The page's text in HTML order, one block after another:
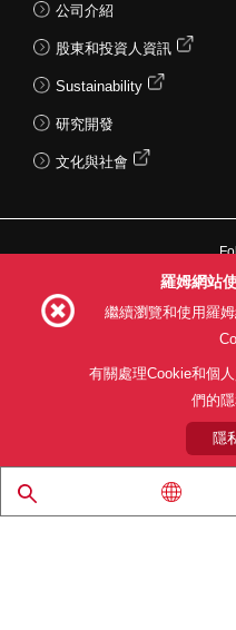
公司介紹
股東和投資人資訊
Sustainability
研究開發
文化與社會
網站使用條款 利用目
關於本公司產品
© 1997 - 2026 ROHM
羅姆網站
繼續瀏覽和使用羅
有關處理Cookie和個
們的隱
隱